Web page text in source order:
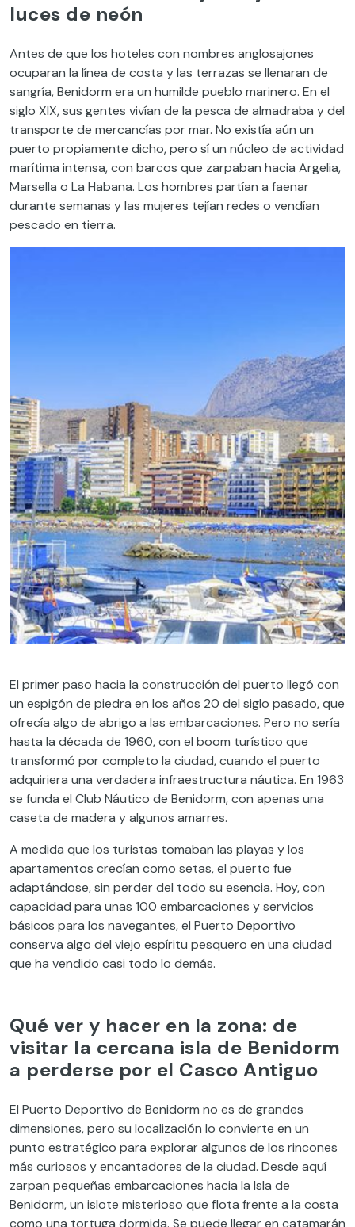
luces de neón
Antes de que los hoteles con nombres anglosajones
ocuparan la línea de costa y las terrazas se llenaran de
sangría, Benidorm era un humilde pueblo marinero. En el
siglo XIX, sus gentes vivían de la pesca de almadraba y del
transporte de mercancías por mar. No existía aún un
puerto propiamente dicho, pero sí un núcleo de actividad
marítima intensa, con barcos que zarpaban hacia Argelia,
Marsella o La Habana. Los hombres partían a faenar
durante semanas y las mujeres tejían redes o vendían
pescado en tierra.
El primer paso hacia la construcción del puerto llegó con
un espigón de piedra en los años 20 del siglo pasado, que
ofrecía algo de abrigo a las embarcaciones. Pero no sería
hasta la década de 1960, con el boom turístico que
transformó por completo la ciudad, cuando el puerto
adquiriera una verdadera infraestructura náutica. En 1963
se funda el Club Náutico de Benidorm, con apenas una
caseta de madera y algunos amarres.
A medida que los turistas tomaban las playas y los
apartamentos crecían como setas, el puerto fue
adaptándose, sin perder del todo su esencia. Hoy, con
capacidad para unas 100 embarcaciones y servicios
básicos para los navegantes, el Puerto Deportivo
conserva algo del viejo espíritu pesquero en una ciudad
que ha vendido casi todo lo demás.
Qué ver y hacer en la zona: de
visitar la cercana isla de Benidorm
a perderse por el Casco Antiguo
El Puerto Deportivo de Benidorm no es de grandes
dimensiones, pero su localización lo convierte en un
punto estratégico para explorar algunos de los rincones
más curiosos y encantadores de la ciudad. Desde aquí
zarpan pequeñas embarcaciones hacia la Isla de
Benidorm, un islote misterioso que flota frente a la costa
como una tortuga dormida. Se puede llegar en catamarán